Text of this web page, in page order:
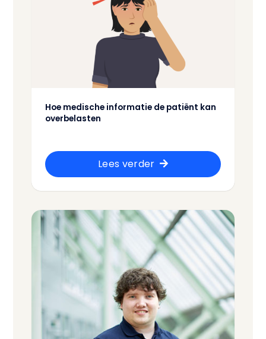
Hoe medische informatie de patiënt kan
overbelasten
Lees verder